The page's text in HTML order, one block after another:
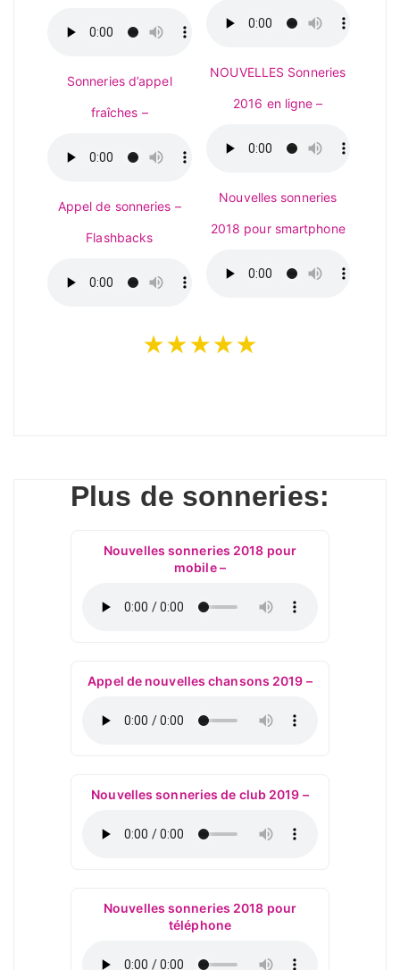
Sonneries d’appel
fraîches –
Appel de sonneries –
Flashbacks
NOUVELLES Sonneries
2016 en ligne –
Nouvelles sonneries
2018 pour smartphone
★★★★★
Plus de sonneries:
Nouvelles sonneries 2018 pour
mobile –
Appel de nouvelles chansons 2019 –
Nouvelles sonneries de club 2019 –
Nouvelles sonneries 2018 pour
téléphone